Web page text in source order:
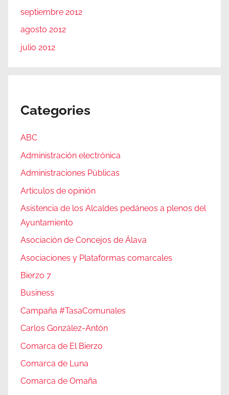
septiembre 2012
agosto 2012
julio 2012
Categories
ABC
Administración electrónica
Administraciones Públicas
Artículos de opinión
Asistencia de los Alcaldes pedáneos a plenos del
Ayuntamiento
Asociación de Concejos de Álava
Asociaciones y Plataformas comarcales
Bierzo 7
Business
Campaña #TasaComunales
Carlos González-Antón
Comarca de El Bierzo
Comarca de Luna
Comarca de Omaña